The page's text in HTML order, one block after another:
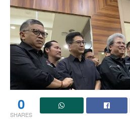
0
SHARES